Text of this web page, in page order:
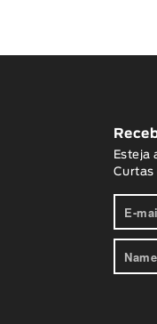
Esteja
Curtas